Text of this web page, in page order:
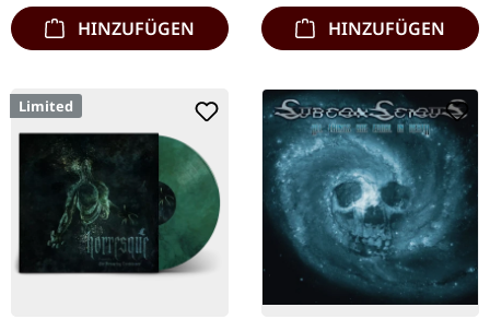
HINZUFÜGEN HINZUFÜGEN
Limited